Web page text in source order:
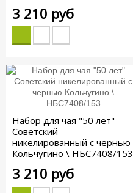
3 210 руб
Набор для чая "50 лет"
Советский
никелированный с чернью
Кольчугино \ НБС7408/153
3 210 руб